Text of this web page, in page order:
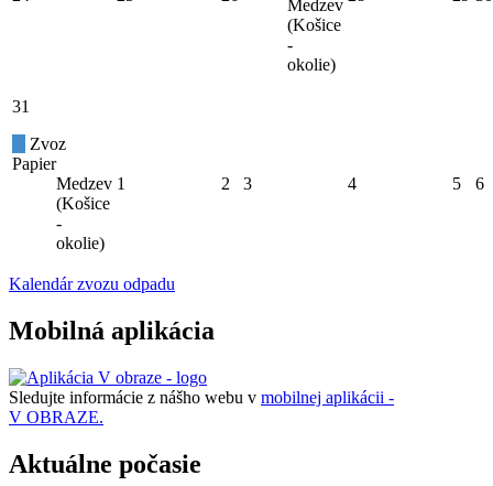
Medzev
(Košice
-
okolie)
31
Zvoz
Papier
Medzev
(Košice
-
okolie)
1 2 3 4 5 6
Kalendár zvozu odpadu
Mobilná aplikácia
Sledujte informácie z nášho webu v mobilnej aplikácii -
V OBRAZE.
Aktuálne počasie